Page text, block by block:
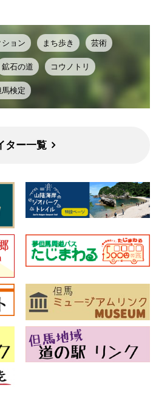
ション まち歩き 芸術
鉱石の道 コウノトリ
馬検定
ター一覧